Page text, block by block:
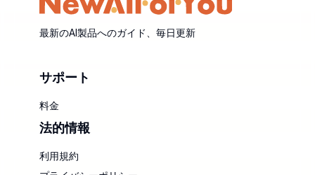
最新のAI製品へのガイド、毎日更新
サポート
料金
法的情報
利用規約